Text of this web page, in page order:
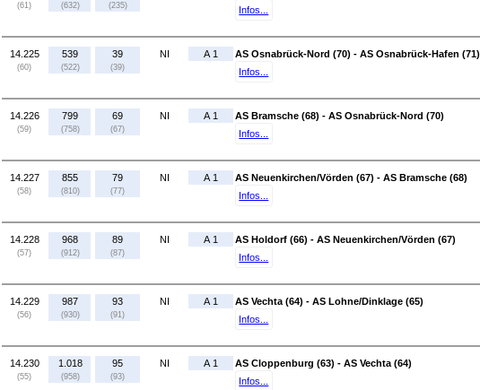
(61) (632) (235)
Infos...
14.225
(60)
539
(522)
39
(39)
NI A 1
AS Osnabrück-Nord (70) - AS Osnabrück-Hafen (71)
Infos...
14.226
(59)
799
(758)
69
(67)
NI A 1
AS Bramsche (68) - AS Osnabrück-Nord (70)
Infos...
14.227
(58)
855
(810)
79
(77)
NI A 1
AS Neuenkirchen/Vörden (67) - AS Bramsche (68)
Infos...
14.228
(57)
968
(912)
89
(87)
NI A 1
AS Holdorf (66) - AS Neuenkirchen/Vörden (67)
Infos...
14.229
(56)
987
(930)
93
(91)
NI A 1
AS Vechta (64) - AS Lohne/Dinklage (65)
Infos...
14.230
(55)
1.018
(958)
95
(93)
NI A 1
AS Cloppenburg (63) - AS Vechta (64)
Infos...